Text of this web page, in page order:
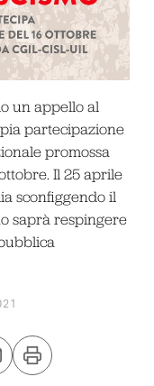
un appello al
partecipazione
promossa
Il 25 aprile
sconfiggendo il
saprà respingere